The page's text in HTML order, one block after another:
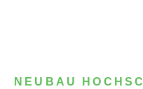
NEUBAU